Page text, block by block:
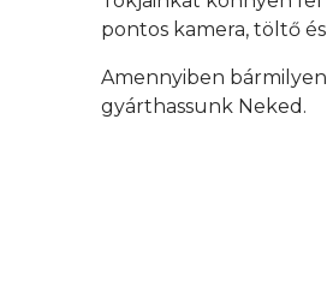
pontos kamera, töltő
Amennyiben
gyárthassunk Neked.